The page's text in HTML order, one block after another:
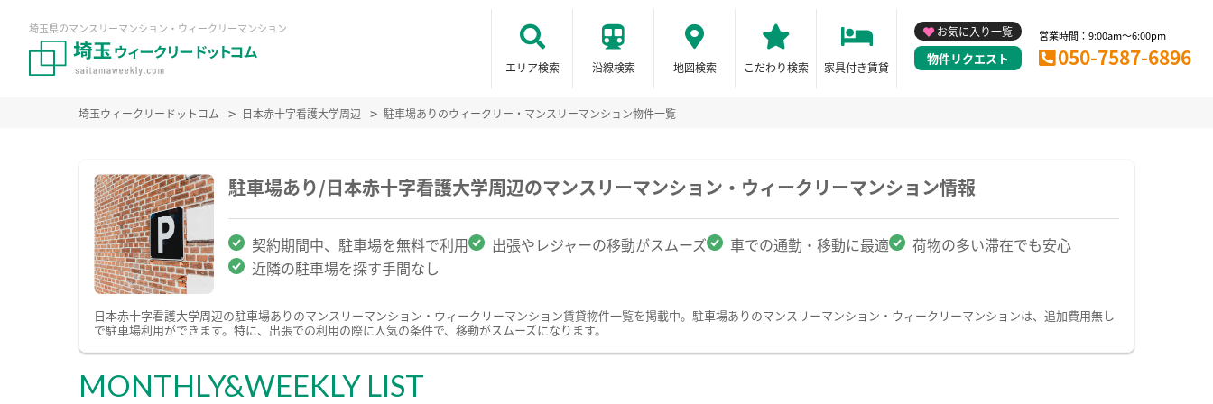
埼玉県のマンスリーマンション・ウィークリーマンション
エリア検索 沿線検索 地図検索 こだわり検索 家具付き賃貸
お気に入り一覧
物件リクエスト
営業時間：9:00am～6:00pm
050-7587-6896
埼玉ウィークリードットコム 日本赤十字看護大学周辺 駐車場ありのウィークリー・マンスリーマンション物件一覧
駐車場あり/日本赤十字看護大学周辺のマンスリーマンション・ウィークリーマンション情報
契約期間中、駐車場を無料で利用 出張やレジャーの移動がスムーズ 車での通勤・移動に最適
荷物の多い滞在でも安心
近隣の駐車場を探す手間なし
日本赤十字看護大学周辺の駐車場ありのマンスリーマンション・ウィークリーマンション賃貸物件一覧を掲載中。駐車場ありのマンスリーマンション・ウィークリーマンションは、追加費用無し
で駐車場利用ができます。特に、出張での利用の際に人気の条件で、移動がスムーズになります。
MONTHLY&WEEKLY LIST